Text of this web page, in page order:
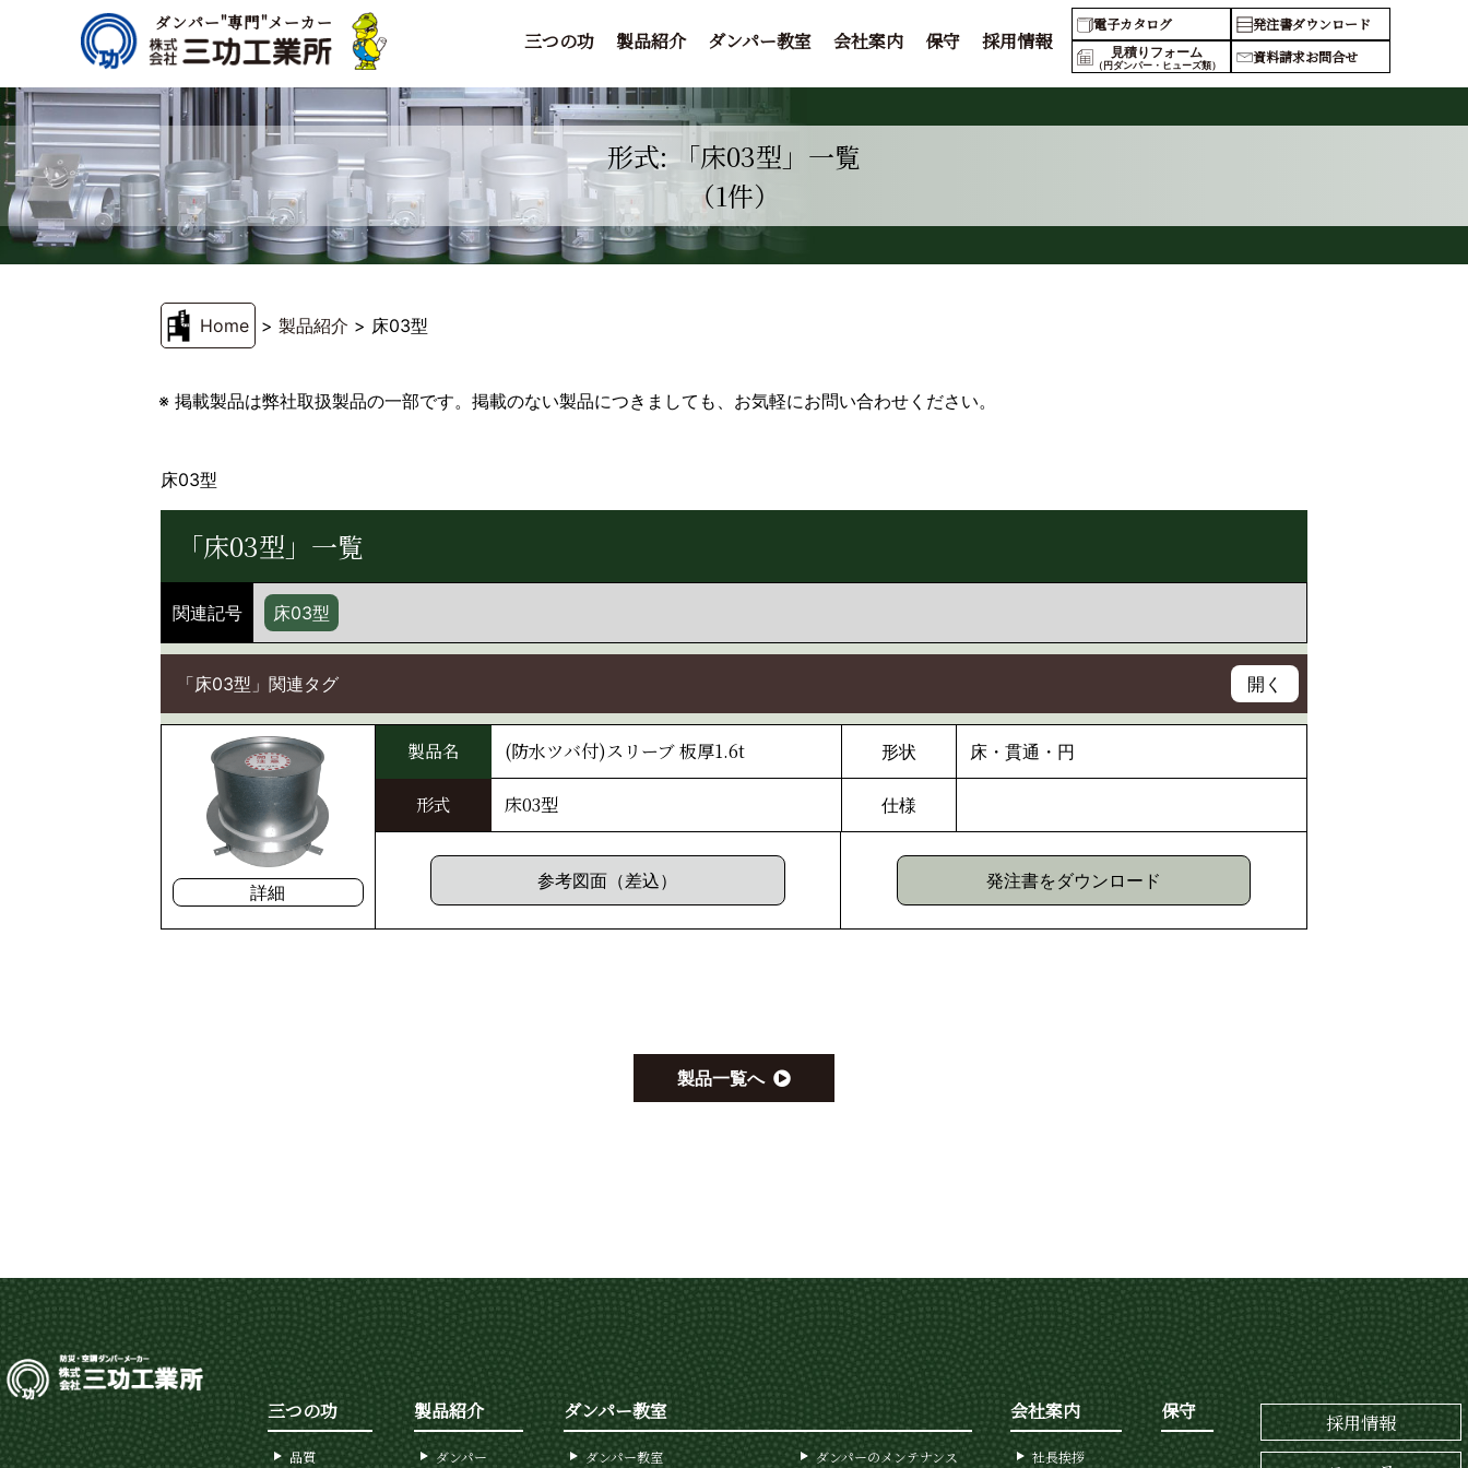
ダンパー"専門"メーカー
三つの功 製品紹介 ダンパー教室 会社案内 保守 採用情報
電子カタログ 発注書ダウンロード
見積りフォーム
（円ダンパー・ヒューズ類） 資料請求お問合せ
形式: 「床03型」一覧
（1件）
Home > 製品紹介 > 床03型
※ 掲載製品は弊社取扱製品の一部です。掲載のない製品につきましても、お気軽にお問い合わせください。
床03型
「床03型」一覧
関連記号 床03型
「床03型」関連タグ
詳細
製品名 (防水ツバ付)スリーブ 板厚1.6t
形式 床03型
形状 床・貫通・円
仕様
参考図面（差込） 発注書をダウンロード
製品一覧へ
三つの功
品質
製品紹介
ダンパー
ダンパー教室
ダンパー教室 ダンパーのメンテナンス
会社案内
社長挨拶
保守
採用情報